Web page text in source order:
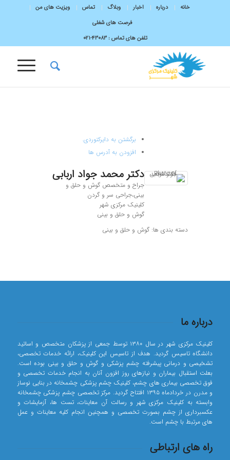
خانه درباره اخبار وبلاگ تماس
ویزیت های من
فرصت های شغلی
تلفن های تماس :43083-۰۲۱
برگشتن به دایرکتوردی.
افزودن به آدرس ها
دکتر محمد جواد اربابی
جراح و متخصص گوش و حلق و
بینی،جراحی سر و گردن
کلینیک مرکزی شهر
گوش و حلق و بینی
دسته بندی ها:گوش و حلق و بینی
درباره ما
کلینیک مرکزی شهر در سال ۱۳۸۰ توسط جمعی از پزشکان متخصص و اساتید
دانشگاه تاسیس گردید. هدف از تاسیس این کلینیک، ارائه خدمات تخصصی،
تشخیصی و درمانی پیشرفته چشم پزشکی و گوش و حلق و بینی بوده است.
بعلت استقبال بیماران و نیازهای روز افزون آنان به انجام خدمات تخصصی و
فوق تخصصی بیماری های چشم، کلینیک چشم پزشکی چشمخانه در بنایی نوساز
و مدرن در خردادماه ۱۳۹۵ افتتاح گردید. مرکز تخصصی چشم پزشکی چشمخانه
وابسته به کلینیک مرکزی شهر و رسالت آن معاینات، تست ها، آزمایشات و
عکسبرداری از چشم بصورت تخصصی و همچنین انجام کلیه معاینات و عمل
های مرتبط با چشم است.
راه های ارتباطی